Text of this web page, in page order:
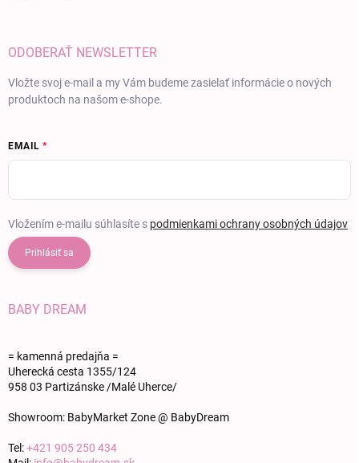
ODOBERAŤ NEWSLETTER
Vložte svoj e-mail a my Vám budeme zasielať informácie o nových
produktoch na našom e-shope.
EMAIL
Vložením e-mailu súhlasíte s podmienkami ochrany osobných údajov
Prihlásiť sa
BABY DREAM
= kamenná predajňa =
Uherecká cesta 1355/124
958 03 Partizánske /Malé Uherce/
Showroom: BabyMarket Zone @ BabyDream
Tel:+421 905 250 434